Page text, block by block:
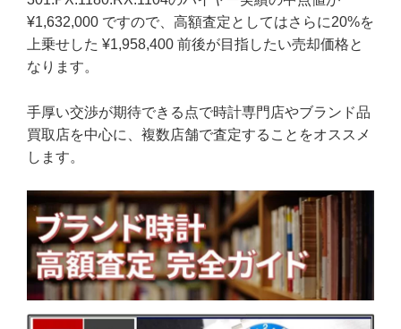
¥1,632,000 ですので、高額査定としてはさらに20%を
上乗せした ¥1,958,400 前後が目指したい売却価格と
なります。
手厚い交渉が期待できる点で時計専門店やブランド品
買取店を中心に、複数店舗で査定することをオススメ
します。